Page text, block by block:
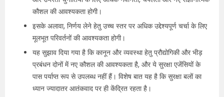
कौशल की आवश्यकता होगी।
इसके अलावा, निर्णय लेने हेतु उच्च स्तर पर अधिक उद्देश्यपूर्ण चर्चा के लिए
मूलभूत परिवर्तनों की आवश्यकता होगी।
यह सुझाव दिया गया है कि कानून और व्यवस्था हेतु प्रौद्योगिकी और भीड़
प्रबंधन दोनों में नए कौशल की आवश्यकता है, और ये सुरक्षा एजेंसियों के
पास पर्याप्त रूप से उपलब्ध नहीं हैं। विशेष बात यह है कि सुरक्षा बलों का
ध्यान ज्यादातर आतंकवाद पर ही केंद्रित रहता है।